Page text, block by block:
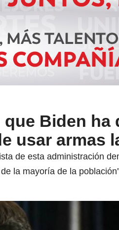
Biden ha
usar armas
de esta administración
la mayoría de la